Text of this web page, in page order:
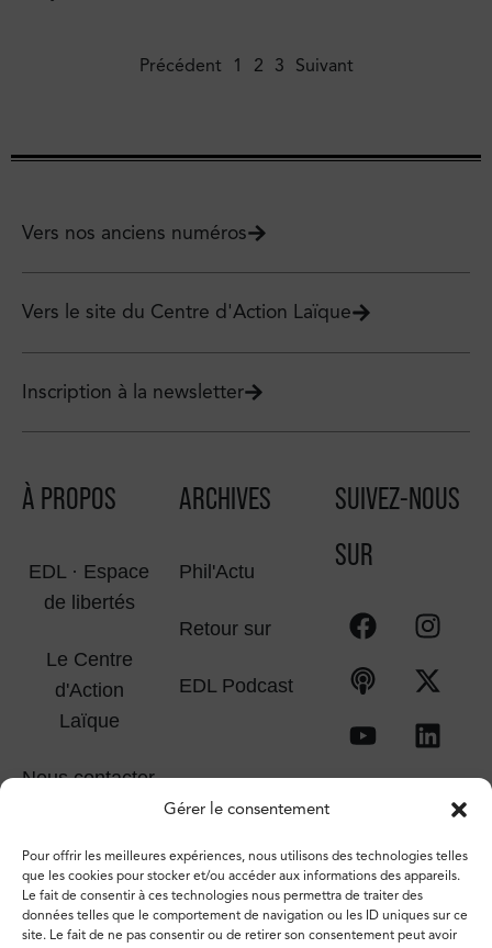
Gérer le consentement
Pour offrir les meilleures expériences, nous utilisons des technologies telles
que les cookies pour stocker et/ou accéder aux informations des appareils.
Le fait de consentir à ces technologies nous permettra de traiter des
données telles que le comportement de navigation ou les ID uniques sur ce
site. Le fait de ne pas consentir ou de retirer son consentement peut avoir
Précédent 1 2 3 Suivant
Vers nos anciens numéros
Vers le site du Centre d'Action Laïque
Inscription à la newsletter
À PROPOS
EDL · Espace
de libertés
Le Centre
d'Action
Laïque
Nous contacter
ARCHIVES
Phil'Actu
Retour sur
EDL Podcast
SUIVEZ-NOUS
SUR